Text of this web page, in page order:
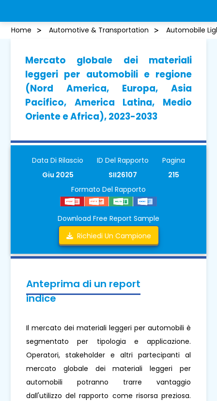
Home Automotive & Transportation Automobile
Mercato globale dei materiali
leggeri per automobili e regione
(Nord America, Europa, Asia
Pacifico, America Latina, Medio
Oriente e Africa), 2023-2033
Data Di Rilascio
Giu 2025
ID Del Rapporto
SII26107
Pagina
215
Formato Del Rapporto
Download Free Report Sample
Richiedi Un Campione
Anteprima di un report
indice
Il mercato dei materiali leggeri per automobili è
segmentato per tipologia e applicazione.
Operatori, stakeholder e altri partecipanti al
mercato globale dei materiali leggeri per
automobili potranno trarre vantaggio
dall'utilizzo del rapporto come risorsa preziosa.